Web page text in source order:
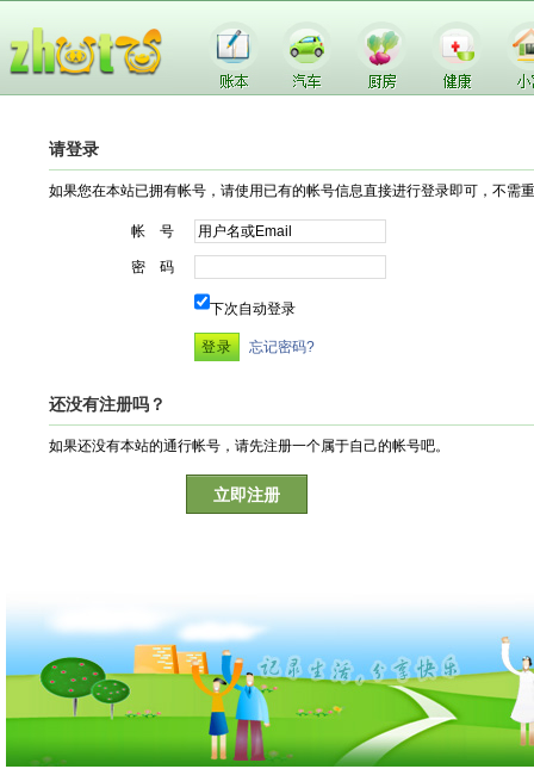
请登录
如果您在本站已拥有帐号，请使用已有的帐号信息直接进行登录即可，不需
帐 号
密 码
下次自动登录
忘记密码?
还没有注册吗？
如果还没有本站的通行帐号，请先注册一个属于自己的帐号吧。
立即注册